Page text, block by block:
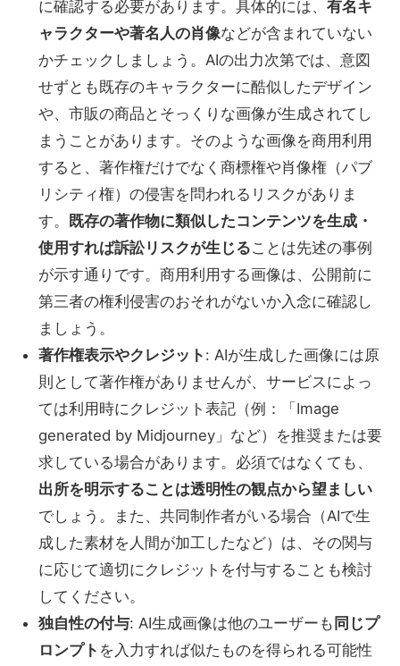
に確認する必要があります。具体的には、有名キ
ャラクターや著名人の肖像などが含まれていない
かチェックしましょう。AIの出力次第では、意図
せずとも既存のキャラクターに酷似したデザイン
や、市販の商品とそっくりな画像が生成されてし
まうことがあります。そのような画像を商用利用
すると、著作権だけでなく商標権や肖像権（パブ
リシティ権）の侵害を問われるリスクがありま
す。
既存の著作物に類似したコンテンツを生成・
使用すれば訴訟リスクが生じることは先述の事例
が示す通りです。商用利用する画像は、公開前に
第三者の権利侵害のおそれがないか入念に確認し
ましょう。
著作権表示やクレジット : AIが生成した画像には原
則として著作権がありませんが、サービスによっ
ては利用時にクレジット表記（例：「Image
generated by Midjourney」など）を推奨または要
求している場合があります。必須ではなくても、
出所を明示することは透明性の観点から望ましい
でしょう。また、共同制作者がいる場合（AIで生
成した素材を人間が加工したなど）は、その関与
に応じて適切にクレジットを付与することも検討
してください。
独自性の付与: AI生成画像は他のユーザーも 同じプ
ロンプト を入力すれば似たものを得られる可能性